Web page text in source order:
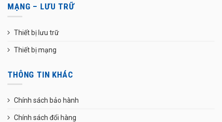
MẠNG – LƯU TRỮ
Thiết bị lưu trữ
Thiết bị mạng
THÔNG TIN KHÁC
Chính sách bảo hành
Chính sách đổi hàng